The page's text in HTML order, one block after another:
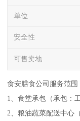
单位
安全性
可售卖地
食安膳食公司服务范围
1、食堂承包（承包：
2、粮油蔬菜配送中心